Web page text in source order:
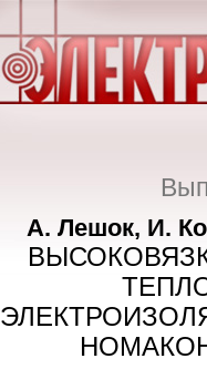
А. Лешок, И.